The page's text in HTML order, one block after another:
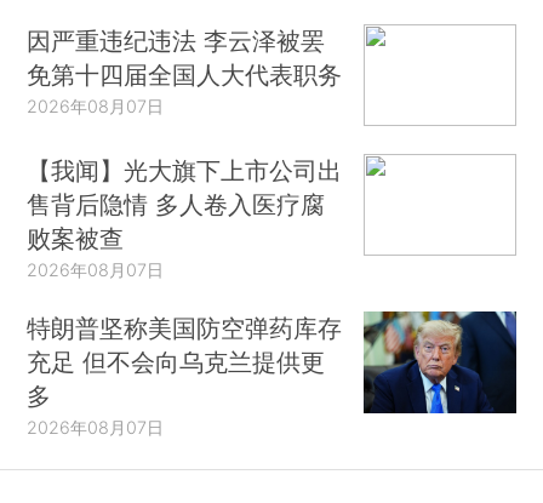
因严重违纪违法 李云泽被罢
免第十四届全国人大代表职务
2026年08月07日
【我闻】光大旗下上市公司出
售背后隐情 多人卷入医疗腐
败案被查
2026年08月07日
特朗普坚称美国防空弹药库存
充足 但不会向乌克兰提供更
多
2026年08月07日